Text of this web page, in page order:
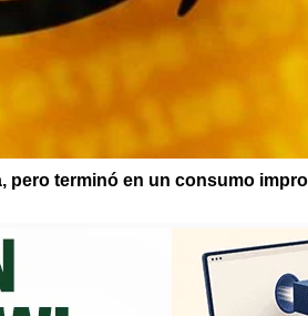
pero terminó en un consumo